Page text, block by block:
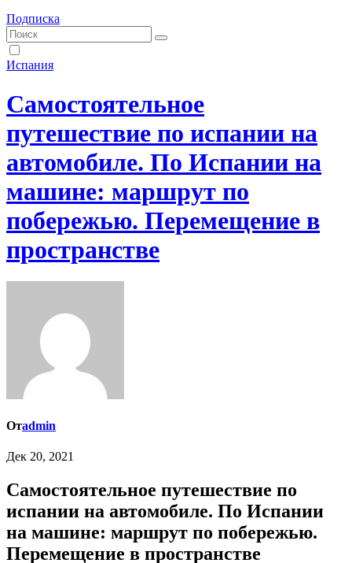
Подписка
Испания
Самостоятельное
путешествие по испании на
автомобиле. По Испании на
машине: маршрут по
побережью. Перемещение в
пространстве
Отadmin
Дек 20, 2021
Самостоятельное путешествие по
испании на автомобиле. По Испании
на машине: маршрут по побережью.
Перемещение в пространстве